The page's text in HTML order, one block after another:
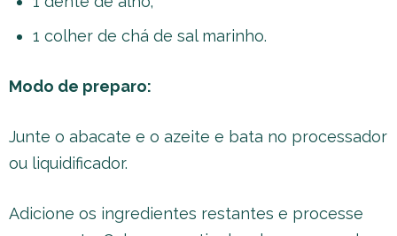
1 colher de chá de sal marinho.
Modo de preparo:
Junte o abacate e o azeite e bata no processador
ou liquidificador.
Adicione os ingredientes restantes e processe